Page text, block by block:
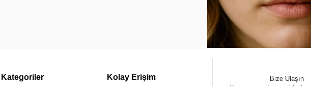
Kategoriler Kolay Erişim
Bize Ulaşın